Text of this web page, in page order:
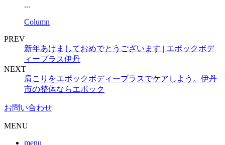
...
Column
PREV
新年あけましておめでとうございます | エポックボデ
ィープラス伊丹
NEXT
肩こりをエポックボディープラスでケアしよう。伊丹
市の整体ならエポック
お問い合わせ
MENU
menu